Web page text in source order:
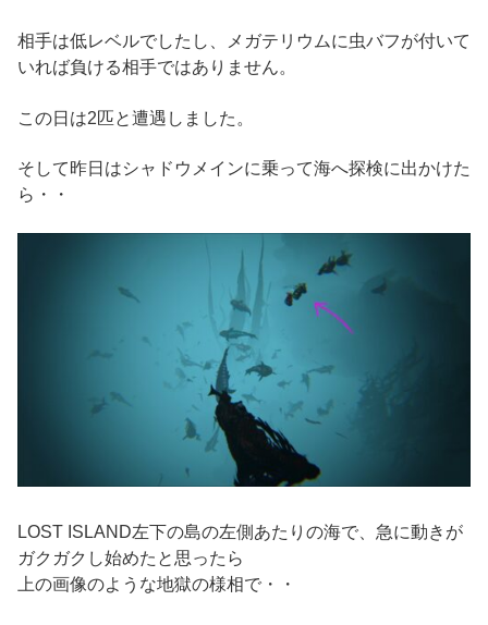
相手は低レベルでしたし、メガテリウムに虫バフが付いて
いれば負ける相手ではありません。
この日は2匹と遭遇しました。
そして昨日はシャドウメインに乗って海へ探検に出かけた
ら・・
LOST ISLAND左下の島の左側あたりの海で、急に動きが
ガクガクし始めたと思ったら
上の画像のような地獄の様相で・・